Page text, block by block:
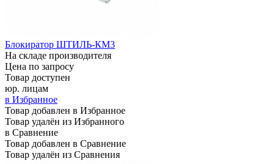
Блокиратор ШТИЛЬ-КМ3
На складе производителя
Цена по запросу
Товар доступен
юр. лицам
в Избранное
Товар добавлен в Избранное
Товар удалён из Избранного
в Сравнение
Товар добавлен в Сравнение
Товар удалён из Сравнения